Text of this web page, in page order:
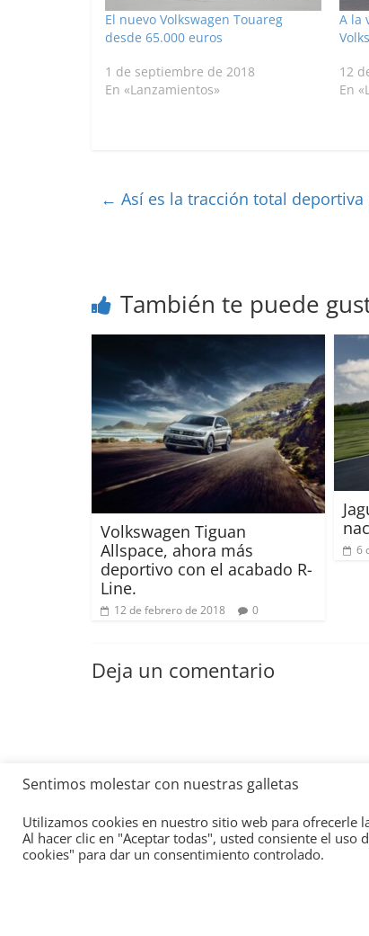
El nuevo Volkswagen Touareg
desde 65.000 euros
1 de septiembre de 2018
En «Lanzamientos»
A la
12
En
← Así es la tracción total deportiva
También te puede
Volkswagen Tiguan
Allspace, ahora más
deportivo con el acabado R-
Line.
12 de febrero de 2018 0
6
Deja un comentario
Sentimos molestar con nuestras galletas
Utilizamos cookies en nuestro sitio web para ofrecerle
Al hacer clic en "Aceptar todas", usted consiente el uso
cookies" para dar un consentimiento controlado.